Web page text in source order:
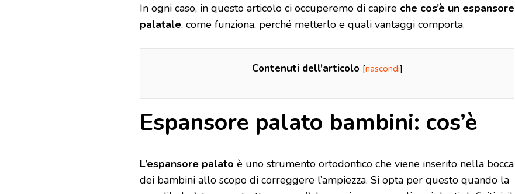
In ogni caso, in questo articolo ci occuperemo di capire che cos’è un espansore
palatale, come funziona, perché metterlo e quali vantaggi comporta.
Contenuti dell'articolo [nascondi]
Espansore palato bambini: cos’è
L’espansore palato è uno strumento ortodontico che viene inserito nella bocca
dei bambini allo scopo di correggere l’ampiezza. Si opta per questo quando la